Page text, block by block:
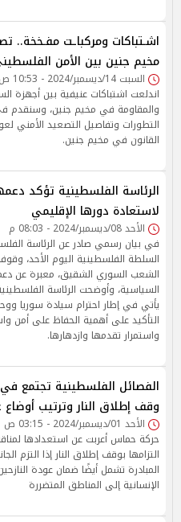
اشـتباكات ومركباـت مفـخخة..
مخيم جنين بين الأمن
السبت 14/ديسمبر/2024 - 10:53 ص
اندلعت اشتباكات عنيفية بين أجهزة
والمقاومة في مخيم جنين، وسنقدم في
التطورات وتفاصيل التصعيد الأمني
القانون في مخيم جنين.
الرئاسة الفلسطينية تؤكد
لاستعادة دورها الإقليمي
الأحد 08/ديسمبر/2024 - 08:03 م
في بيان رسمي صادر عن الرئاسة
السلطة الفلسطينية اليوم الأحد،
الشعب السوري الشقيق، معبرة عن
السياسية، وأوضحت الرئاسة
يأتي في إطار احترام سيادة سوريا
التأكيد على أهمية الحفاظ على أمن
واستمرار تقدمها وازدهارها.
الفصائل الفلسطينية تجتمع
وقف إطلاق النار وترتيب أوضاع
الأحد 01/ديسمبر/2024 - 03:15 ص
حركة حماس أعربت عن استعدادها
التزامها بوقف إطلاق النار إذا التزم
المبادرة تشمل أيضًا ضمان عودة
الإنسانية إلى المناطق المتضررة